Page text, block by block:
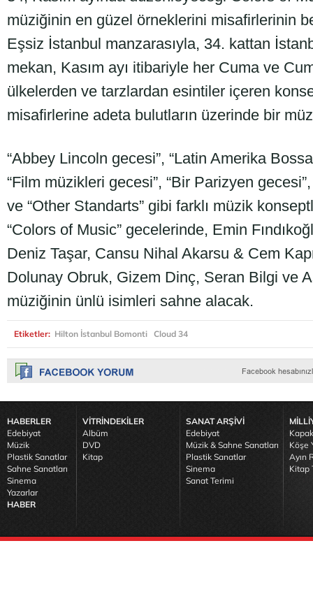
müziğinin en güzel örneklerini misafirlerinin
Eşsiz İstanbul manzarasıyla, 34. kattan
mekan, Kasım ayı itibariyle her Cuma ve
ülkelerden ve tarzlardan esintiler içeren
misafirlerine adeta bulutların üzerinde bir
“Abbey Lincoln gecesi”, “Latin Amerika
“Film müzikleri gecesi”, “Bir Parizyen
ve “Other Standarts” gibi farklı müzik
“Colors of Music” gecelerinde, Emin
Deniz Taşar, Cansu Nihal Akarsu & Cem
Dolunay Obruk, Gizem Dinç, Seran Bilgi ve
müziğinin ünlü isimleri sahne alacak.
Etiketler: Hilton İstanbul Bomonti Cloud 34
HABERLER
Edebiyat
Müzik
Plastik Sanatlar
Sahne Sanatları
Sinema
Yazarlar
HABER
VİTRİNDEKİLER
Albüm
DVD
Kitap
SANAT ARŞİVİ
Edebiyat
Müzik & Sahne Sanatları
Plastik Sanatlar
Sinema
Sanat Terimi
Köşe
Ayın
Kitap